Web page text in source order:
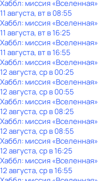
Хаббл: миссия «Вселенная»
11 августа, вт в 08:55
Хаббл: миссия «Вселенная»
11 августа, вт в 16:25
Хаббл: миссия «Вселенная»
11 августа, вт в 16:55
Хаббл: миссия «Вселенная»
12 августа, ср в 00:25
Хаббл: миссия «Вселенная»
12 августа, ср в 00:55
Хаббл: миссия «Вселенная»
12 августа, ср в 08:25
Хаббл: миссия «Вселенная»
12 августа, ср в 08:55
Хаббл: миссия «Вселенная»
12 августа, ср в 16:25
Хаббл: миссия «Вселенная»
12 августа, ср в 16:55